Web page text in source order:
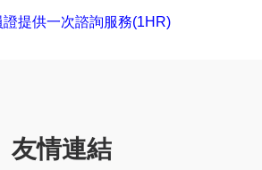
提供一次諮詢服務(1HR)
友情連結